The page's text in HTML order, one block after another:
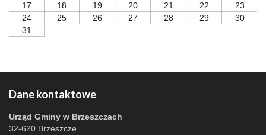
17
18 19 20 21 22
23
24
25 26 27 28 29
30
31
Dane kontaktowe
Urząd Gminy w Brzeszczach
32-620 Brzeszcze